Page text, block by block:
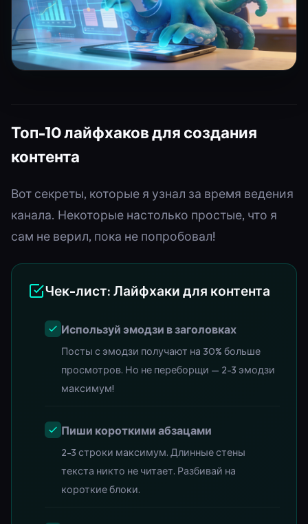
Топ-10 лайфхаков для создания
контента
Вот секреты, которые я узнал за время ведения
канала. Некоторые настолько простые, что я
сам не верил, пока не попробовал!
Чек-лист: Лайфхаки для контента
Используй эмодзи в заголовках
Посты с эмодзи получают на 30% больше
просмотров. Но не переборщи — 2-3 эмодзи
максимум!
Пиши короткими абзацами
2-3 строки максимум. Длинные стены
текста никто не читает. Разбивай на
короткие блоки.